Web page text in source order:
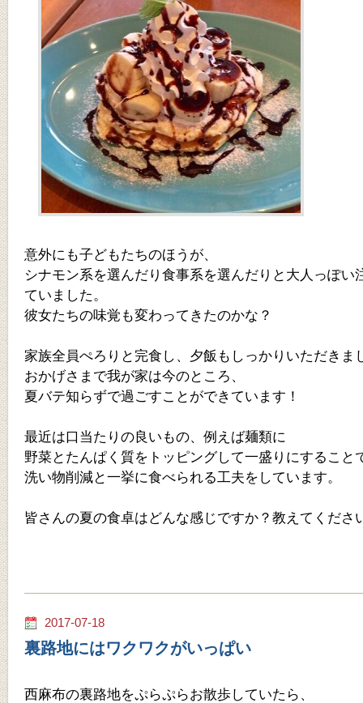
意外にも子どもたちのほうが、
シナモン系を選んだり食事系を選んだりと大人っぽい
ていました。
彼女たちの味覚も変わってきたのかな？
家族全員ぺろりと完食し、夕飯もしっかりいただきま
おかげさまで我が家は今のところ、
夏バテ知らずで過ごすことができています！
最近は口当たりの良いもの、例えば麺類に
野菜とたんぱく質をトッピングして一盛りにすること
洗い物削減と一挙に食べられる工夫をしています。
皆さんの夏の食卓はどんな感じですか？教えてくださ
2017-07-18
裏路地にはワクワクがいっぱい
西麻布の裏路地をぷらぷらお散歩していたら、